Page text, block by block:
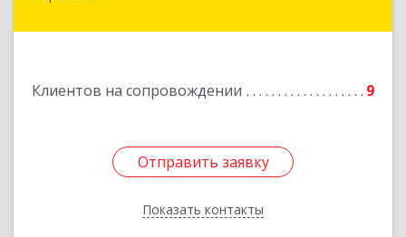
Клиентов на сопровождении 9
Отправить заявку
Показать контакты
Отправить заявку
Назад